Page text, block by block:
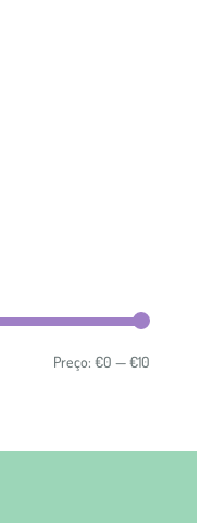
Preço
Preço
Preço: €0 —€10